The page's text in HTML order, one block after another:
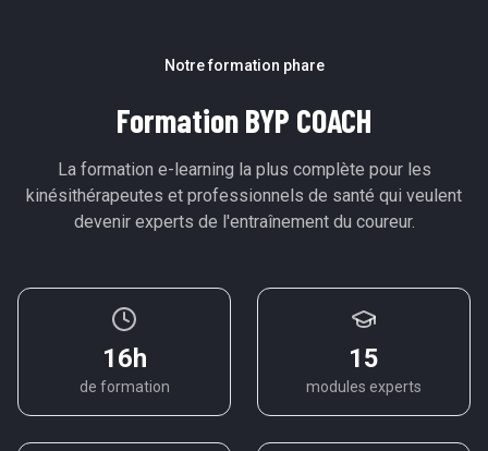
Notre formation phare
Formation BYP COACH
La formation e-learning la plus complète pour les
kinésithérapeutes et professionnels de santé qui veulent
devenir experts de l'entraînement du coureur.
16h
de formation
15
modules experts